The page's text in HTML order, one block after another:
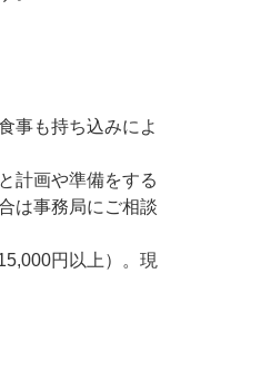
事も持ち込みによ
計画や準備をする
は事務局にご相談
円以上）。現